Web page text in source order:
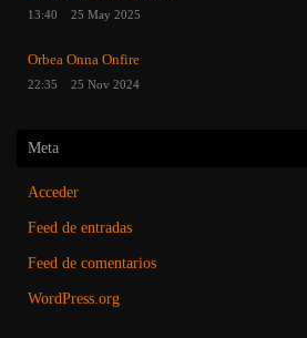
13:40 25 May 2025
Orbea Onna Onfire
22:35 25 Nov 2024
Meta
Acceder
Feed de entradas
Feed de comentarios
WordPress.org